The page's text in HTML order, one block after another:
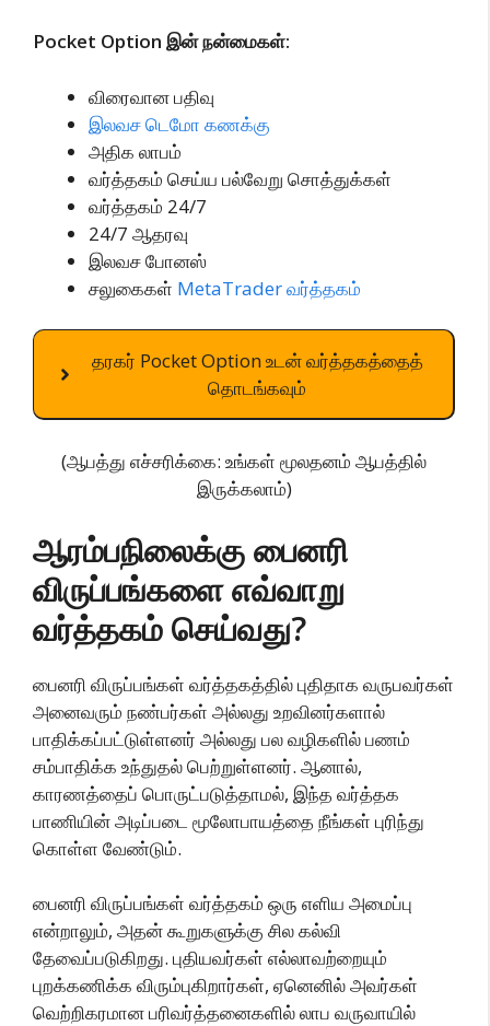
Pocket Option இன் நன்மைகள்:
விரைவான பதிவு
இலவச டெமோ கணக்கு
அதிக லாபம்
வர்த்தகம் செய்ய பல்வேறு சொத்துக்கள்
வர்த்தகம் 24/7
24/7 ஆதரவு
இலவச போனஸ்
சலுகைகள் MetaTrader வர்த்தகம்
தரகர் Pocket Option உடன் வர்த்தகத்தைத்
தொடங்கவும்
(ஆபத்து எச்சரிக்கை: உங்கள் மூலதனம் ஆபத்தில்
இருக்கலாம்)
ஆரம்பநிலைக்கு பைனரி
விருப்பங்களை எவ்வாறு
வர்த்தகம் செய்வது?
பைனரி விருப்பங்கள் வர்த்தகத்தில் புதிதாக வருபவர்கள்
அனைவரும் நண்பர்கள் அல்லது உறவினர்களால்
பாதிக்கப்பட்டுள்ளனர் அல்லது பல வழிகளில் பணம்
சம்பாதிக்க உந்துதல் பெற்றுள்ளனர். ஆனால்,
காரணத்தைப் பொருட்படுத்தாமல், இந்த வர்த்தக
பாணியின் அடிப்படை மூலோபாயத்தை நீங்கள் புரிந்து
கொள்ள வேண்டும்.
பைனரி விருப்பங்கள் வர்த்தகம் ஒரு எளிய அமைப்பு
என்றாலும், அதன் கூறுகளுக்கு சில கல்வி
தேவைப்படுகிறது. புதியவர்கள் எல்லாவற்றையும்
புறக்கணிக்க விரும்புகிறார்கள், ஏனெனில் அவர்கள்
வெற்றிகரமான பரிவர்த்தனைகளில் லாப வருவாயில்